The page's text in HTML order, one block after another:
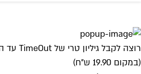
רוצה לקבל גיליון טרי של TimeOut עד הבית ב-9.90 ש"ח בלבד?
(במקום 19.90 ש"ח)